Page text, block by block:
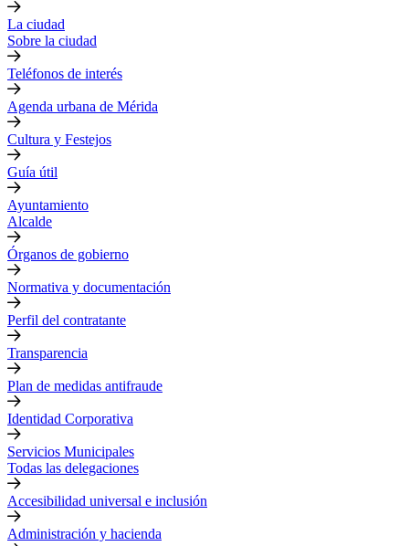
La ciudad
Sobre la ciudad
Teléfonos de interés
Agenda urbana de Mérida
Cultura y Festejos
Guía útil
Ayuntamiento
Alcalde
Órganos de gobierno
Normativa y documentación
Perfil del contratante
Transparencia
Plan de medidas antifraude
Identidad Corporativa
Servicios Municipales
Todas las delegaciones
Accesibilidad universal e inclusión
Administración y hacienda